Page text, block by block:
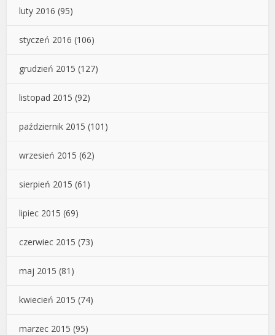
luty 2016 (95)
styczeń 2016 (106)
grudzień 2015 (127)
listopad 2015 (92)
październik 2015 (101)
wrzesień 2015 (62)
sierpień 2015 (61)
lipiec 2015 (69)
czerwiec 2015 (73)
maj 2015 (81)
kwiecień 2015 (74)
marzec 2015 (95)